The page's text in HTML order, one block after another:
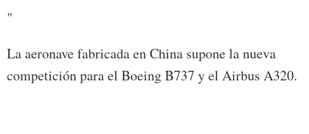
"
La aeronave fabricada en China supone la nueva
competición para el Boeing B737 y el Airbus A320.